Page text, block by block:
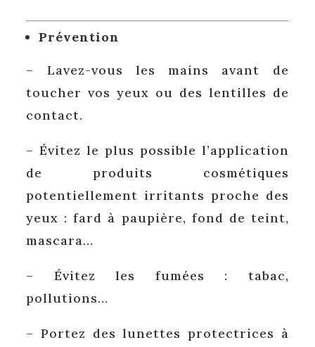
Prévention
– Lavez-vous les mains avant de
toucher vos yeux ou des lentilles de
contact.
– Évitez le plus possible l’application
de produits cosmétiques
potentiellement irritants proche des
yeux : fard à paupière, fond de teint,
mascara…
– Évitez les fumées : tabac,
pollutions…
– Portez des lunettes protectrices à